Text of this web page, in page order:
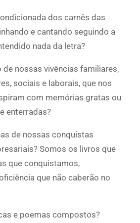
dos carnês das
e cantando seguindo a
nada da letra?
nossas vivências familiares,
sociais e laborais, que nos
com memórias gratas ou
enterradas?
de nossas conquistas
Somos os livros que
que conquistamos,
que não caberão no
e poemas compostos?